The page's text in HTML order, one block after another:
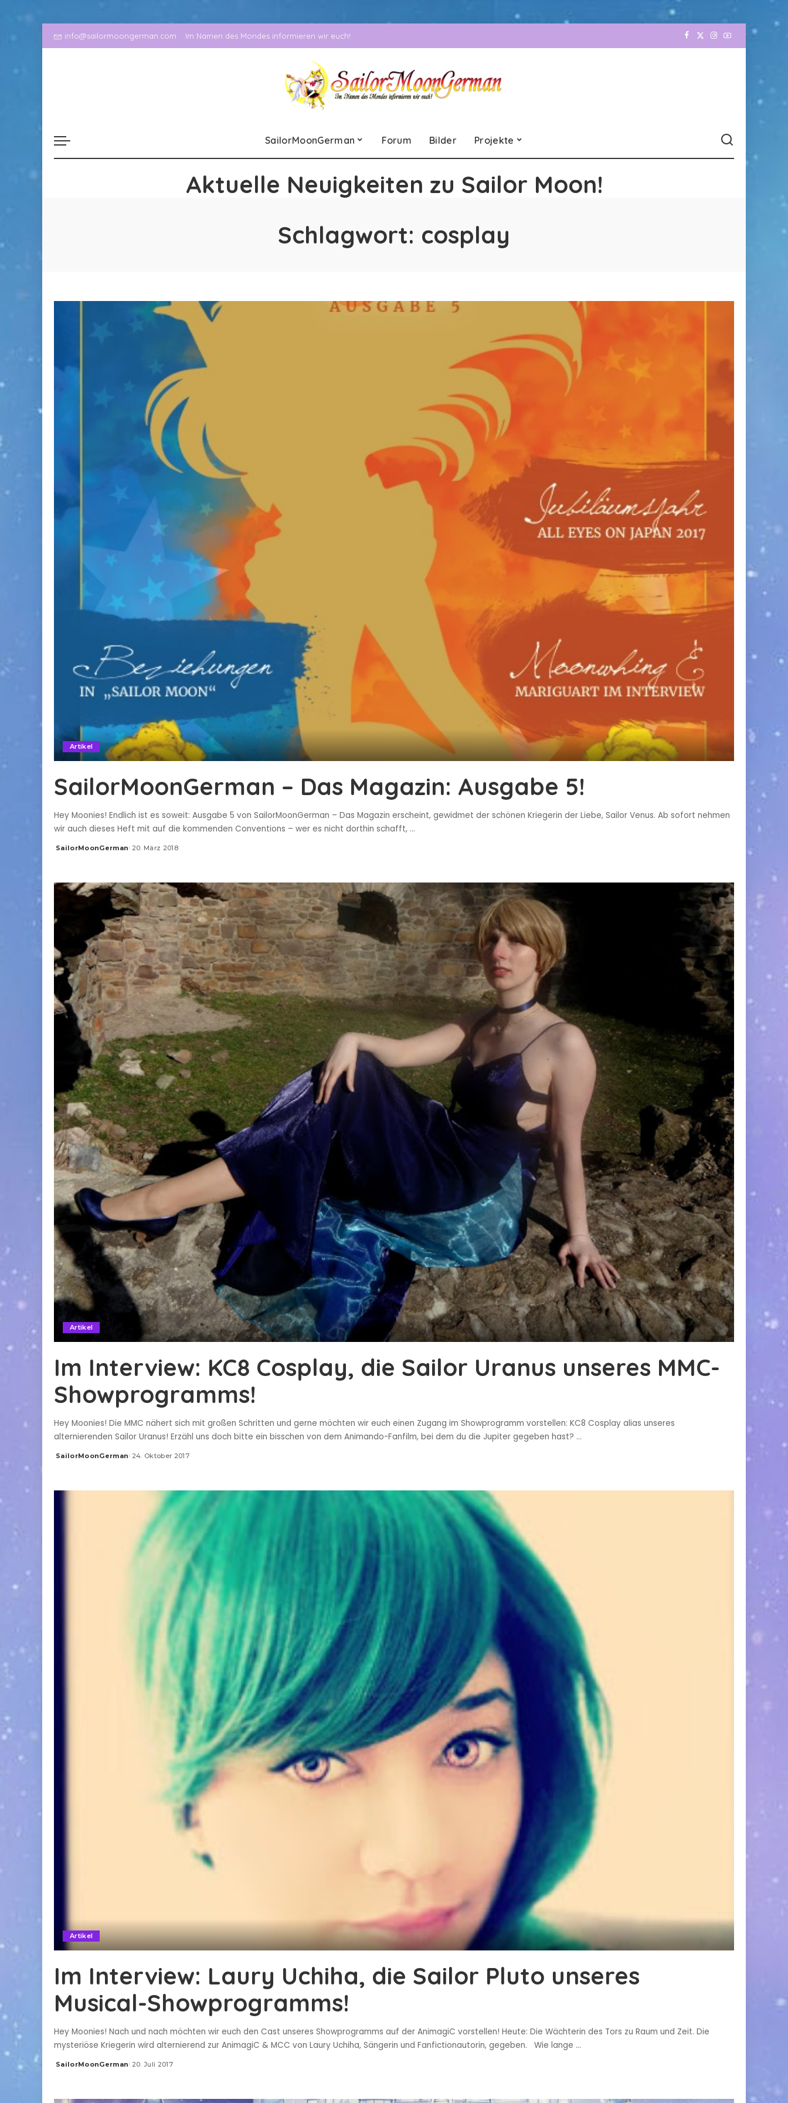
info@sailormoongerman.com Im Namen des Mondes informieren wir euch!
SailorMoonGerman Forum Bilder Projekte
Aktuelle Neuigkeiten zu Sailor Moon!
Schlagwort: cosplay
Artikel
SailorMoonGerman – Das Magazin: Ausgabe 5!
Hey Moonies! Endlich ist es soweit: Ausgabe 5 von SailorMoonGerman – Das Magazin erscheint, gewidmet der schönen Kriegerin der Liebe, Sailor Venus. Ab sofort nehmen
wir auch dieses Heft mit auf die kommenden Conventions – wer es nicht dorthin schafft, ...
Posted
SailorMoonGerman 20. März 2018
Artikel
Im Interview: KC8 Cosplay, die Sailor Uranus unseres MMC-
Showprogramms!
Hey Moonies! Die MMC nähert sich mit großen Schritten und gerne möchten wir euch einen Zugang im Showprogramm vorstellen: KC8 Cosplay alias unseres
alternierenden Sailor Uranus! Erzähl uns doch bitte ein bisschen von dem Animando-Fanfilm, bei dem du die Jupiter gegeben hast? ...
Posted
SailorMoonGerman 24. Oktober 2017
Artikel
Im Interview: Laury Uchiha, die Sailor Pluto unseres
Musical-Showprogramms!
Hey Moonies! Nach und nach möchten wir euch den Cast unseres Showprogramms auf der AnimagiC vorstellen! Heute: Die Wächterin des Tors zu Raum und Zeit. Die
mysteriöse Kriegerin wird alternierend zur AnimagiC & MCC von Laury Uchiha, Sängerin und Fanfictionautorin, gegeben. Wie lange ...
Posted
SailorMoonGerman 20. Juli 2017